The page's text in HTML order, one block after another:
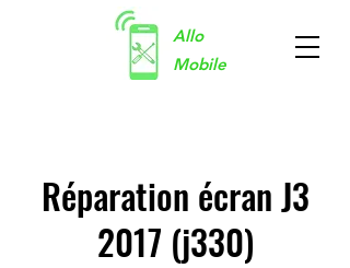
Allo
Mobile
Réparation écran J3
2017 (j330)